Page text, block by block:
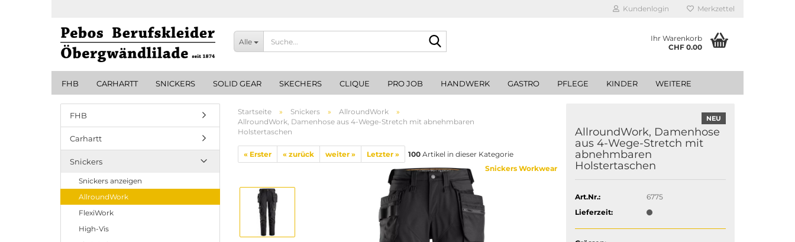
Kundenlogin Merkzettel
Alle
Ihr Warenkorb
CHF 0.00
FHB CARHARTT SNICKERS SOLID GEAR SKECHERS CLIQUE PRO JOB HANDWERK GASTRO PFLEGE KINDER WEITERE
Startseite » Snickers » AllroundWork
»
AllroundWork, Damenhose aus 4-Wege-Stretch mit abnehmbaren
Holstertaschen
« Erster « zurück weiter » Letzter » 100 Artikel in dieser Kategorie
Snickers Workwear
NEU
AllroundWork, Damenhose
aus 4-Wege-Stretch mit
abnehmbaren
Holstertaschen
Art.Nr.:
6775
Lieferzeit:
FHB
Carhartt
Snickers
Snickers anzeigen
AllroundWork
FlexiWork
High-Vis